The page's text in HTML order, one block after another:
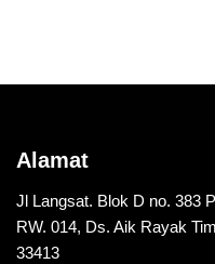
Alamat
Jl Langsat. Blok D no. 383
RW. 014, Ds. Aik Rayak
33413